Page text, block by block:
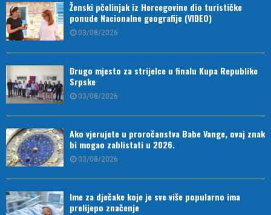
Ženski pčelinjak iz Hercegovine dio turističke
ponude Nacionalne geografije (VIDEO)
03/08/2026
Drugo mjesto za strijelce u finalu Kupa Republike
Srpske
03/08/2026
Ako vjerujete u proročanstva Babe Vange, ovaj znak
bi mogao zablistati u 2026.
03/08/2026
Ime za dječake koje je sve više popularno ima
prelijepo značenje